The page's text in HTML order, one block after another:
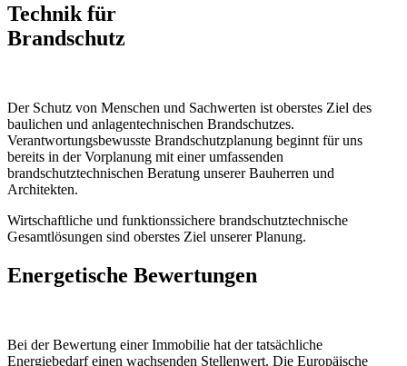
Technik für
Brandschutz
Der Schutz von Menschen und Sachwerten ist oberstes Ziel des
baulichen und anlagentechnischen Brandschutzes.
Verantwortungsbewusste Brandschutzplanung beginnt für uns
bereits in der Vorplanung mit einer umfassenden
brandschutztechnischen Beratung unserer Bauherren und
Architekten.
Wirtschaftliche und funktionssichere brandschutztechnische
Gesamtlösungen sind oberstes Ziel unserer Planung.
Energetische Bewertungen
Bei der Bewertung einer Immobilie hat der tatsächliche
Energiebedarf einen wachsenden Stellenwert. Die Europäische